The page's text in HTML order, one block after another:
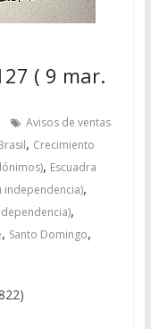
( 9 mar.
Avisos de ventas
, Crecimiento
, Escuadra
independencia),
,
, Santo Domingo,